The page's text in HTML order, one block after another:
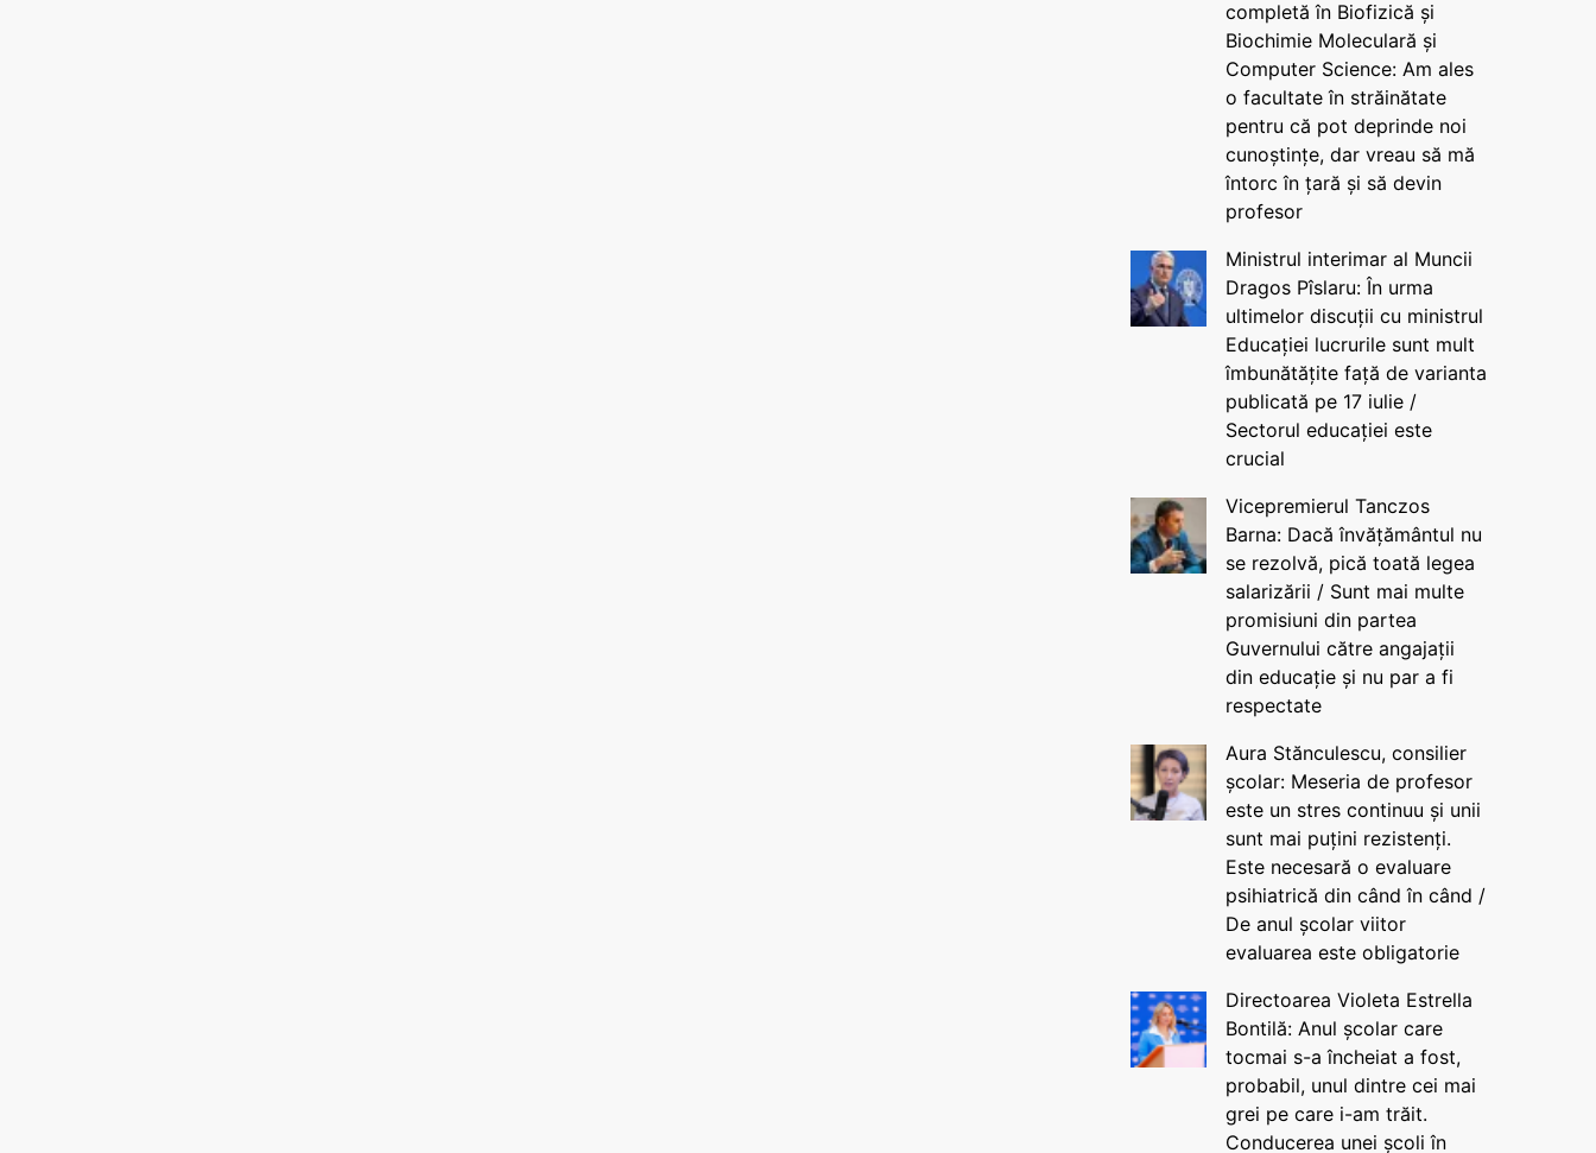
completă în Biofizică și
Biochimie Moleculară și
Computer Science: Am ales
o facultate în străinătate
pentru că pot deprinde noi
cunoștințe, dar vreau să mă
întorc în țară și să devin
profesor
Ministrul interimar al Muncii
Dragos Pîslaru: În urma
ultimelor discuții cu ministrul
Educației lucrurile sunt mult
îmbunătățite față de varianta
publicată pe 17 iulie /
Sectorul educației este
crucial
Vicepremierul Tanczos
Barna: Dacă învățământul nu
se rezolvă, pică toată legea
salarizării / Sunt mai multe
promisiuni din partea
Guvernului către angajații
din educație și nu par a fi
respectate
Aura Stănculescu, consilier
școlar: Meseria de profesor
este un stres continuu și unii
sunt mai puțini rezistenți.
Este necesară o evaluare
psihiatrică din când în când /
De anul școlar viitor
evaluarea este obligatorie
Directoarea Violeta Estrella
Bontilă: Anul școlar care
tocmai s-a încheiat a fost,
probabil, unul dintre cei mai
grei pe care i-am trăit.
Conducerea unei școli în